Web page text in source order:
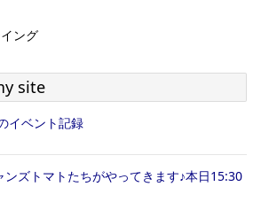
ング
site
イベント記録
ンズトマトたちがやってきます♪本日15:30